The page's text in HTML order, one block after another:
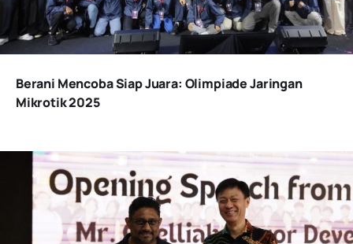
Berani Mencoba Siap Juara: Olimpiade Jaringan
Mikrotik 2025